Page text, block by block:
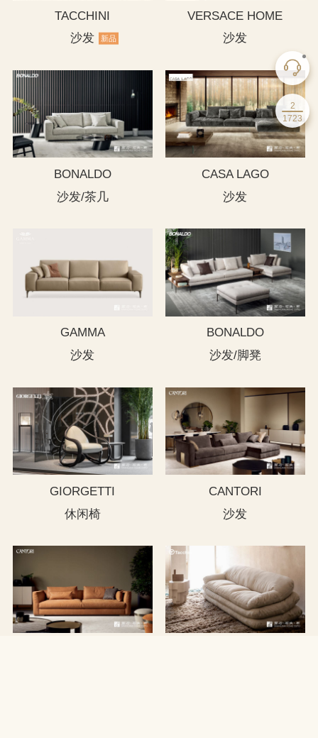
TACCHINI
沙发
新品
VERSACE HOME
沙发
BONALDO
沙发/茶几
CASA LAGO
沙发
GAMMA
沙发
BONALDO
沙发/脚凳
GIORGETTI
休闲椅
CANTORI
沙发
2
1723